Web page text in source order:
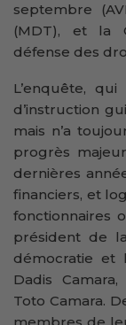
septembre
(MDT), et la
défense des
L’enquête,
d’instruction
mais n’a
progrès
dernières
financiers, et
fonctionnaires
président de
démocratie et
Dadis
Toto Camara.
membres de